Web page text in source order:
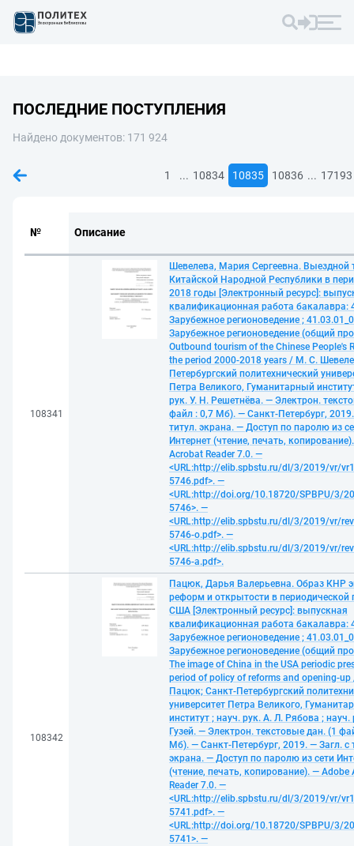
ПОСЛЕДНИЕ ПОСТУПЛЕНИЯ
Найдено документов: 171 924
1 ... 10834 10835 10836 ... 17193
№ Описание
108341
Шевелева, Мария Сергеевна. Выездной
Китайской Народной Республики в
2018 годы [Электронный ресурс]:
квалификационная работа бакалавра:
Зарубежное регионоведение ;
Зарубежное регионоведение (общий
Outbound tourism of the Chinese People's
the period 2000-2018 years / М. С.
Петербургский политехнический
Петра Великого, Гуманитарный
рук. У. Н. Решетнёва. — Электрон.
файл : 0,7 Мб). — Санкт-Петербург,
титул. экрана. — Доступ по паролю из
Интернет (чтение, печать,
Acrobat Reader 7.0. —
<URL:http://elib.spbstu.ru/dl/3/2019/vr/
5746.pdf>. —
<URL:http://doi.org/10.18720/SPBPU/3/
5746>. —
<URL:http://elib.spbstu.ru/dl/3/2019/vr/
5746-o.pdf>. —
<URL:http://elib.spbstu.ru/dl/3/2019/vr/
5746-a.pdf>.
108342
Пацюк, Дарья Валерьевна. Образ КНР
реформ и открытости в периодической
США [Электронный ресурс]: выпускная
квалификационная работа бакалавра:
Зарубежное регионоведение ;
Зарубежное регионоведение (общий
The image of China in the USA periodic
period of policy of reforms and opening-
Пацюк; Санкт-Петербургский
университет Петра Великого,
институт ; науч. рук. А. Л. Рябова ; науч.
Гузей. — Электрон. текстовые дан. (1
Мб). — Санкт-Петербург, 2019. — Загл. с
экрана. — Доступ по паролю из сети
(чтение, печать, копирование). — Adobe
Reader 7.0. —
<URL:http://elib.spbstu.ru/dl/3/2019/vr/
5741.pdf>. —
<URL:http://doi.org/10.18720/SPBPU/3/
5741>. —